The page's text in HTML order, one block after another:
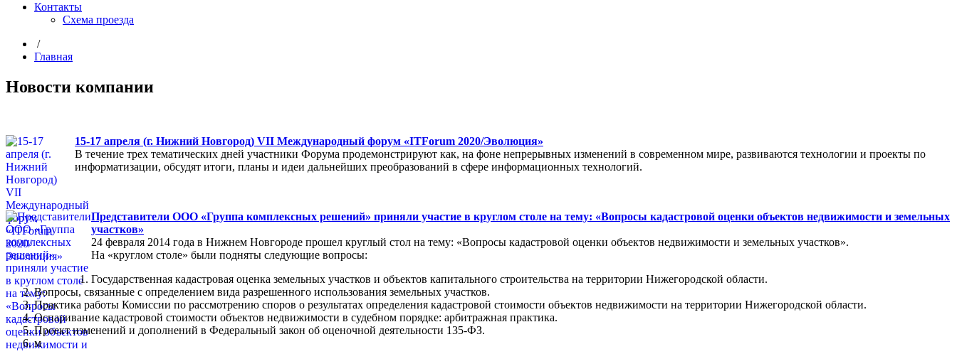
Контакты
Схема проезда
/
Главная
Новости компании
15-17 апреля (г. Нижний Новгород) VII Международный форум «ITForum 2020/Эволюция»
В течение трех тематических дней участники Форума продемонстрируют как, на фоне непрерывных изменений в современном мире, развиваются технологии и проекты по
информатизации, обсудят итоги, планы и идеи дальнейших преобразований в сфере информационных технологий.
Представители ООО «Группа комплексных решений» приняли участие в круглом столе на тему: «Вопросы кадастровой оценки объектов недвижимости и земельных
участков»
24 февраля 2014 года в Нижнем Новгороде прошел круглый стол на тему: «Вопросы кадастровой оценки объектов недвижимости и земельных участков».
На «круглом столе» были подняты следующие вопросы:
Государственная кадастровая оценка земельных участков и объектов капитального строительства на территории Нижегородской области.
Вопросы, связанные с определением вида разрешенного использования земельных участков.
Практика работы Комиссии по рассмотрению споров о результатах определения кадастровой стоимости объектов недвижимости на территории Нижегородской области.
Оспаривание кадастровой стоимости объектов недвижимости в судебном порядке: арбитражная практика.
Проект изменений и дополнений в Федеральный закон об оценочной деятельности 135-ФЗ.
м